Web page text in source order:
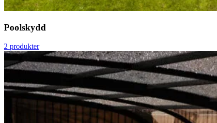
Poolskydd
2 produkter